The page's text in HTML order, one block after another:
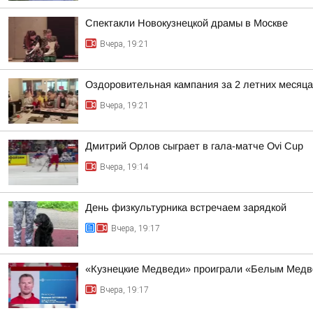
Спектакли Новокузнецкой драмы в Москве
Вчера, 19:21
Оздоровительная кампания за 2 летних месяца
Вчера, 19:21
Дмитрий Орлов сыграет в гала-матче Ovi Cup
Вчера, 19:14
День физкультурника встречаем зарядкой
Вчера, 19:17
«Кузнецкие Медведи» проиграли «Белым
Вчера, 19:17